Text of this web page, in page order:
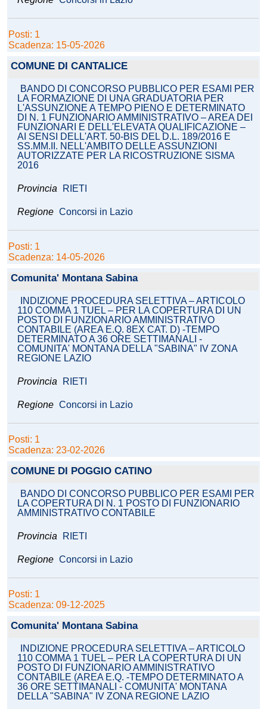
Posti: 1
Scadenza: 15-05-2026
COMUNE DI CANTALICE
BANDO DI CONCORSO PUBBLICO PER ESAMI PER
LA FORMAZIONE DI UNA GRADUATORIA PER
L'ASSUNZIONE A TEMPO PIENO E DETERMINATO
DI N. 1 FUNZIONARIO AMMINISTRATIVO – AREA DEI
FUNZIONARI E DELL'ELEVATA QUALIFICAZIONE –
AI SENSI DELL'ART. 50-BIS DEL D.L. 189/2016 E
SS.MM.II. NELL'AMBITO DELLE ASSUNZIONI
AUTORIZZATE PER LA RICOSTRUZIONE SISMA
2016
Provincia RIETI
Regione Concorsi in Lazio
Posti: 1
Scadenza: 14-05-2026
Comunita' Montana Sabina
INDIZIONE PROCEDURA SELETTIVA – ARTICOLO
110 COMMA 1 TUEL – PER LA COPERTURA DI UN
POSTO DI FUNZIONARIO AMMINISTRATIVO
CONTABILE (AREA E.Q. 8EX CAT. D) -TEMPO
DETERMINATO A 36 ORE SETTIMANALI -
COMUNITA' MONTANA DELLA "SABINA" IV ZONA
REGIONE LAZIO
Provincia RIETI
Regione Concorsi in Lazio
Posti: 1
Scadenza: 23-02-2026
COMUNE DI POGGIO CATINO
BANDO DI CONCORSO PUBBLICO PER ESAMI PER
LA COPERTURA DI N. 1 POSTO DI FUNZIONARIO
AMMINISTRATIVO CONTABILE
Provincia RIETI
Regione Concorsi in Lazio
Posti: 1
Scadenza: 09-12-2025
Comunita' Montana Sabina
INDIZIONE PROCEDURA SELETTIVA – ARTICOLO
110 COMMA 1 TUEL – PER LA COPERTURA DI UN
POSTO DI FUNZIONARIO AMMINISTRATIVO
CONTABILE (AREA E.Q. -TEMPO DETERMINATO A
36 ORE SETTIMANALI - COMUNITA' MONTANA
DELLA "SABINA" IV ZONA REGIONE LAZIO